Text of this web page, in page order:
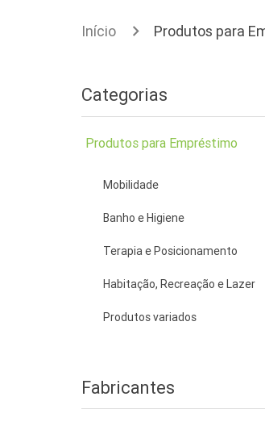
Início Produtos para
Categorias
Produtos para Empréstimo
Mobilidade
Banho e Higiene
Terapia e Posicionamento
Habitação, Recreação e Lazer
Produtos variados
Fabricantes